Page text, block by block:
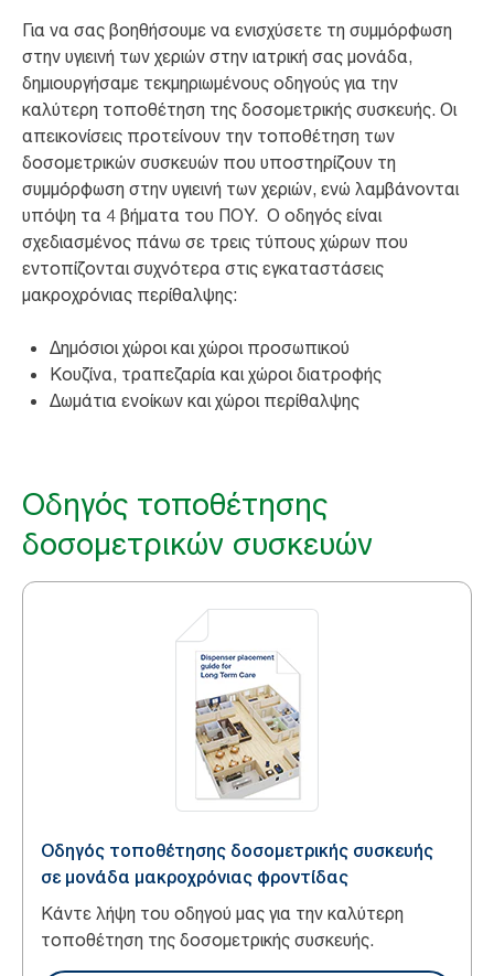
Για να σας βοηθήσουμε να ενισχύσετε τη συμμόρφωση
στην υγιεινή των χεριών στην ιατρική σας μονάδα,
δημιουργήσαμε τεκμηριωμένους οδηγούς για την
καλύτερη τοποθέτηση της δοσομετρικής συσκευής. Οι
απεικονίσεις προτείνουν την τοποθέτηση των
δοσομετρικών συσκευών που υποστηρίζουν τη
συμμόρφωση στην υγιεινή των χεριών, ενώ λαμβάνονται
υπόψη τα 4 βήματα του ΠΟΥ. Ο οδηγός είναι
σχεδιασμένος πάνω σε τρεις τύπους χώρων που
εντοπίζονται συχνότερα στις εγκαταστάσεις
μακροχρόνιας περίθαλψης:
Δημόσιοι χώροι και χώροι προσωπικού
Κουζίνα, τραπεζαρία και χώροι διατροφής
Δωμάτια ενοίκων και χώροι περίθαλψης
Οδηγός τοποθέτησης
δοσομετρικών συσκευών
Οδηγός τοποθέτησης δοσομετρικής συσκευής
σε μονάδα μακροχρόνιας φροντίδας
Κάντε λήψη του οδηγού μας για την καλύτερη
τοποθέτηση της δοσομετρικής συσκευής.